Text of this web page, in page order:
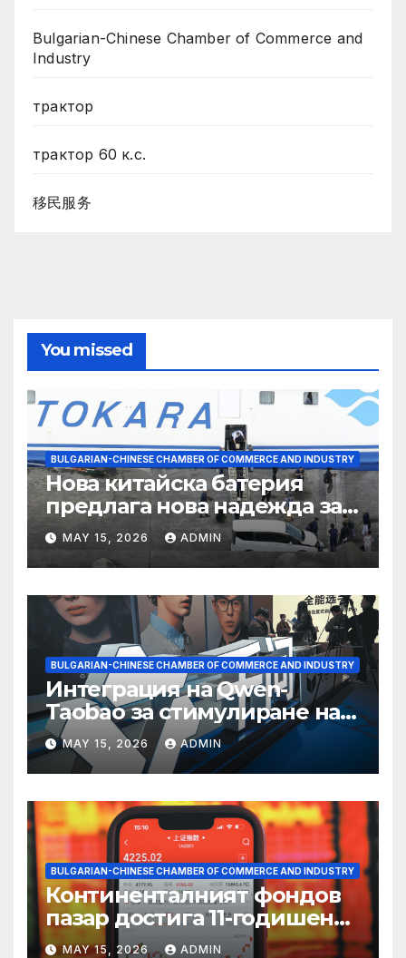
Bulgarian-Chinese Chamber of Commerce and
Industry
трактор
трактор 60 к.с.
移民服务
You missed
BULGARIAN-CHINESE CHAMBER OF COMMERCE AND INDUSTRY
Нова китайска батерия
предлага нова надежда за
съхранение на водород
MAY 15, 2026 ADMIN
BULGARIAN-CHINESE CHAMBER OF COMMERCE AND INDUSTRY
Интеграция на Qwen-
Taobao за стимулиране на
пазаруването 618
MAY 15, 2026 ADMIN
BULGARIAN-CHINESE CHAMBER OF COMMERCE AND INDUSTRY
Континенталният фондов
пазар достига 11-годишен
връх
MAY 15, 2026 ADMIN